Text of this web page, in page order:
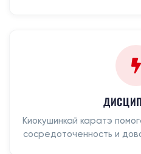
Киокушинкай каратэ
сосредоточенность и